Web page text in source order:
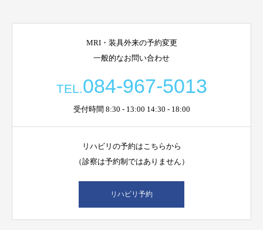
MRI・装具外来の予約変更
一般的なお問い合わせ
TEL.084-967-5013
受付時間 8:30 - 13:00 14:30 - 18:00
リハビリの予約はこちらから
（診察は予約制ではありません）
リハビリ予約